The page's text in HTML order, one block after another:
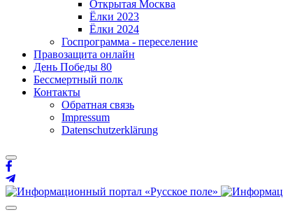
Открытая Москва
Ёлки 2023
Ёлки 2024
Госпрограмма - переселение
Правозащита онлайн
День Победы 80
Бессмертный полк
Контакты
Обратная связь
Impressum
Datenschutzerklärung